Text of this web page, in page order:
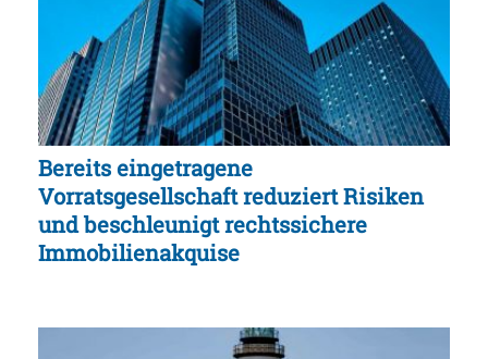
Bereits eingetragene
Vorratsgesellschaft reduziert Risiken
und beschleunigt rechtssichere
Immobilienakquise